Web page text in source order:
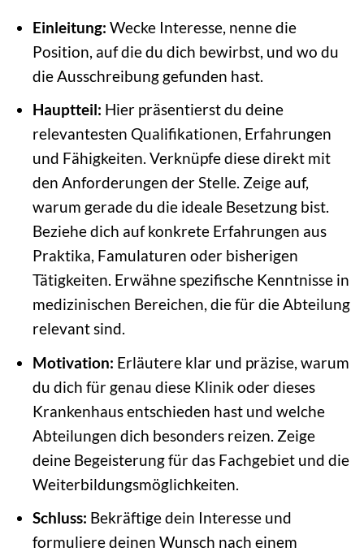
Einleitung: Wecke Interesse, nenne die
Position, auf die du dich bewirbst, und wo du
die Ausschreibung gefunden hast.
Hauptteil: Hier präsentierst du deine
relevantesten Qualifikationen, Erfahrungen
und Fähigkeiten. Verknüpfe diese direkt mit
den Anforderungen der Stelle. Zeige auf,
warum gerade du die ideale Besetzung bist.
Beziehe dich auf konkrete Erfahrungen aus
Praktika, Famulaturen oder bisherigen
Tätigkeiten. Erwähne spezifische Kenntnisse in
medizinischen Bereichen, die für die Abteilung
relevant sind.
Motivation: Erläutere klar und präzise, warum
du dich für genau diese Klinik oder dieses
Krankenhaus entschieden hast und welche
Abteilungen dich besonders reizen. Zeige
deine Begeisterung für das Fachgebiet und die
Weiterbildungsmöglichkeiten.
Schluss: Bekräftige dein Interesse und
formuliere deinen Wunsch nach einem